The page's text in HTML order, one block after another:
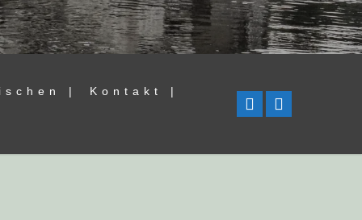
| Kontakt |